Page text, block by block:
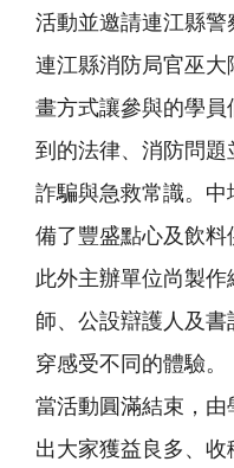
活動並邀請連江縣警
連江縣消防局官巫
畫方式讓參與的學員
到的法律、消防問
詐騙與急救常識。
備了豐盛點心及飲料
此外主辦單位尚製
師、公設辯護人及
穿感受不同的體驗。
當活動圓滿結束，
出大家獲益良多、